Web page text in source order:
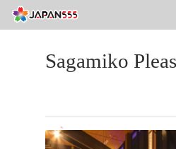
Sagamiko